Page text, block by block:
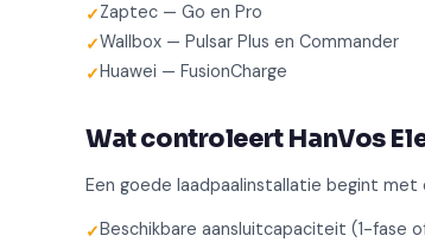
Zaptec — Go en Pro
Wallbox — Pulsar Plus en Commander
Huawei — FusionCharge
Wat controleert HanVos
Een goede laadpaalinstallatie begint
Beschikbare aansluitcapaciteit (1-fase